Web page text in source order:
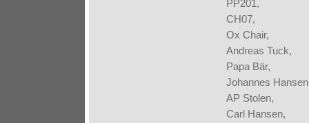
PP201,
CH07,
Ox Chair,
Andreas Tuck,
Papa Bär,
Johannes
AP Stolen,
Carl Hansen,